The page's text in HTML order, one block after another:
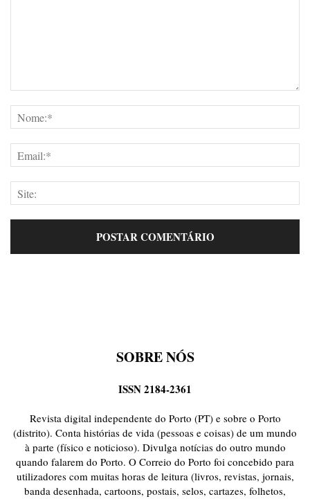
SOBRE NÓS
ISSN 2184-2361
Revista digital independente do Porto (PT) e sobre o Porto
(distrito). Conta histórias de vida (pessoas e coisas) de um mundo
à parte (físico e noticioso). Divulga notícias do outro mundo
quando falarem do Porto. O Correio do Porto foi concebido para
utilizadores com muitas horas de leitura (livros, revistas, jornais,
banda desenhada, cartoons, postais, selos, cartazes, folhetos,